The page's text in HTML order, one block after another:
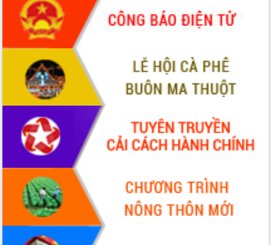
Định vị cà phê Việt Nam như một “di
sản sống” trong dòng chảy toàn cầu
Xây dựng nông thôn mới: Nâng cao đời
sống người dân từ những mô hình thiết
Quyết liệt tháo gỡ vướng mắc, đẩy
nhanh tiến độ các dự án trọng điểm
trong Khu kinh tế Nam Phú Yên
Hòn Yến phát triển du lịch gắn với bảo
tồn biển
Lấy ý kiến điều chỉnh Quy hoạch tỉnh
Đắk Lắk thời kỳ 2021-2030, tầm nhìn
Phát động chiến dịch 30 ngày đêm
giải phóng mặt bằng Tuyến đường bộ
ven biển
Đắk Lắk nỗ lực thúc đẩy tăng trưởng
kinh tế từ 10% trở lên trong Quý
II/2026